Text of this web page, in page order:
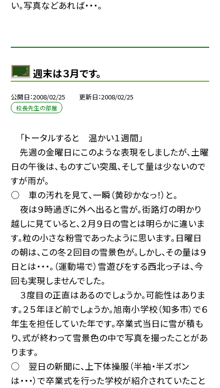
い。写真などあれば・・・。
週末は３月です。
公開日 2008/02/25 更新日 2008/02/25
校長先生の部屋
「トータルすると 温かい１週間」
先週の金曜日にこのような表現をしましたが、土曜
日の午後は、ものすごい突風、そして量は少ないので
すが雨が。
○ 車の汚れを見て、一瞬（黄砂かなっ！）と。
夜は９時過ぎに外へ出ると雪が。街路灯の明かり
越しに見ていると、２月９日の雪とは明らかに違いま
す。粒の小さな粉雪であったように思います。日曜日
の朝は、この冬２回目の雪景色が。しかし、その量は９
日とは・・・。（運動場で）雪遊びをする西北っ子は、今
回も実現しませんでした。
３度目の正直はあるのでしょうか。可能性はありま
す。２５年ほど前でしょうか。旭南小学校（知多市）で６
年生を担任していた年です。卒業式当日に雪が積も
り、式が終わって雪景色の中で写真を撮ったことがあ
ります。
○ 翌日の新聞に、上下体操服（半袖・半ズボン
は・・・）で卒業式を行った学校が紹介されていたこと